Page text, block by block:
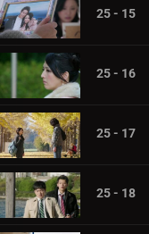
25 - 15
25 - 16
25 - 17
25 - 18